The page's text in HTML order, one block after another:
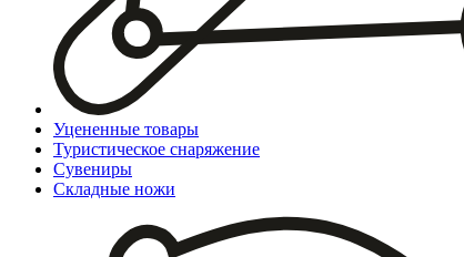
Уцененные товары
Туристическое снаряжение
Сувениры
Складные ножи